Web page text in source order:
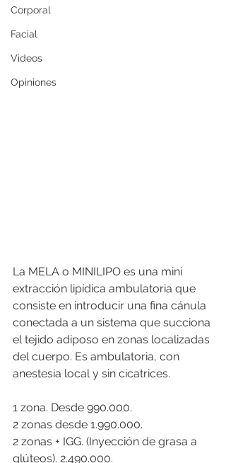
Corporal
Facial
Videos
Opiniones
La MELA o MINILIPO es una mini
extracción lipídica ambulatoria que
consiste en introducir una fina cánula
conectada a un sistema que succiona
el tejido adiposo en zonas localizadas
del cuerpo. Es ambulatoria, con
anestesia local y sin cicatrices.
1 zona. Desde 990.000.
2 zonas desde 1.990.000.
2 zonas + IGG. (Inyección de grasa a
glúteos). 2.490.000.